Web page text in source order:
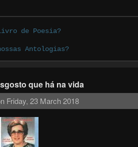
de Poesia?
Antologias?
que há na vida
Friday, 23 March 2018